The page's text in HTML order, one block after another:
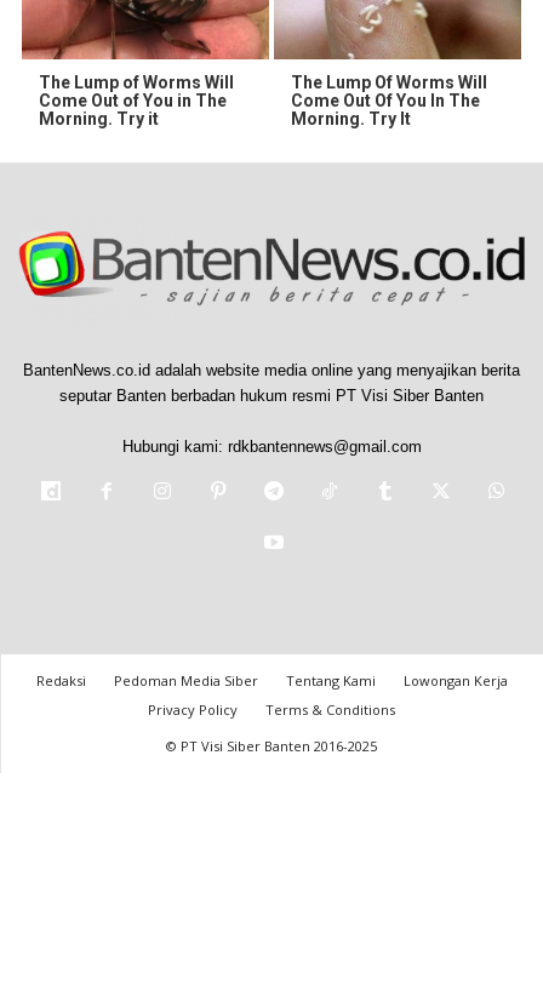
The Lump of Worms Will
Come Out of You in The
Morning. Try it
The Lump Of Worms Will
Come Out Of You In The
Morning. Try It
BantenNews.co.id adalah website media online yang menyajikan berita
seputar Banten berbadan hukum resmi PT Visi Siber Banten
Hubungi kami: rdkbantennews@gmail.com
Redaksi Pedoman Media Siber Tentang Kami
Lowongan Kerja
Privacy Policy
Terms & Conditions
© PT Visi Siber Banten 2016-2025